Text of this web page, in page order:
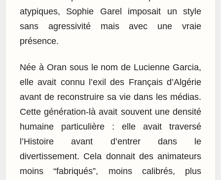
atypiques, Sophie Garel imposait un style
sans agressivité mais avec une vraie
présence.
Née à Oran sous le nom de Lucienne Garcia,
elle avait connu l’exil des Français d’Algérie
avant de reconstruire sa vie dans les médias.
Cette génération-là avait souvent une densité
humaine particulière : elle avait traversé
l’Histoire avant d’entrer dans le
divertissement. Cela donnait des animateurs
moins “fabriqués”, moins calibrés, plus